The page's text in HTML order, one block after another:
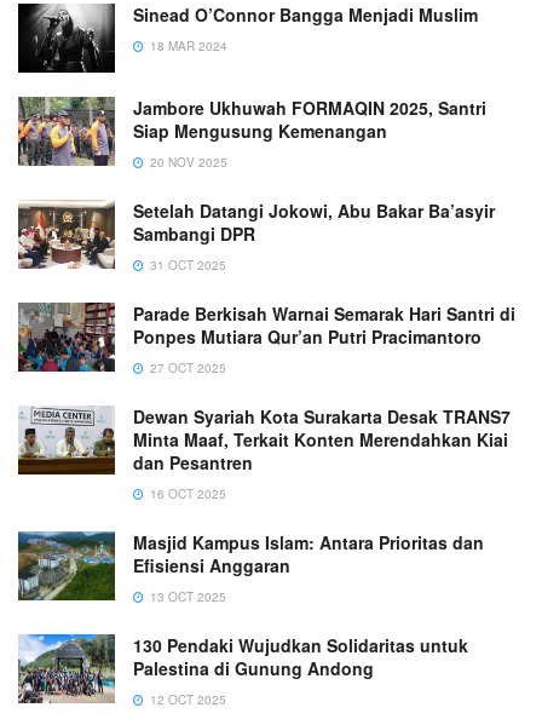
Sinead O’Connor Bangga Menjadi Muslim
18 MAR 2024
Jambore Ukhuwah FORMAQIN 2025, Santri
Siap Mengusung Kemenangan
20 NOV 2025
Setelah Datangi Jokowi, Abu Bakar Ba’asyir
Sambangi DPR
31 OCT 2025
Parade Berkisah Warnai Semarak Hari Santri di
Ponpes Mutiara Qur’an Putri Pracimantoro
27 OCT 2025
Dewan Syariah Kota Surakarta Desak TRANS7
Minta Maaf, Terkait Konten Merendahkan Kiai
dan Pesantren
16 OCT 2025
Masjid Kampus Islam: Antara Prioritas dan
Efisiensi Anggaran
13 OCT 2025
130 Pendaki Wujudkan Solidaritas untuk
Palestina di Gunung Andong
12 OCT 2025